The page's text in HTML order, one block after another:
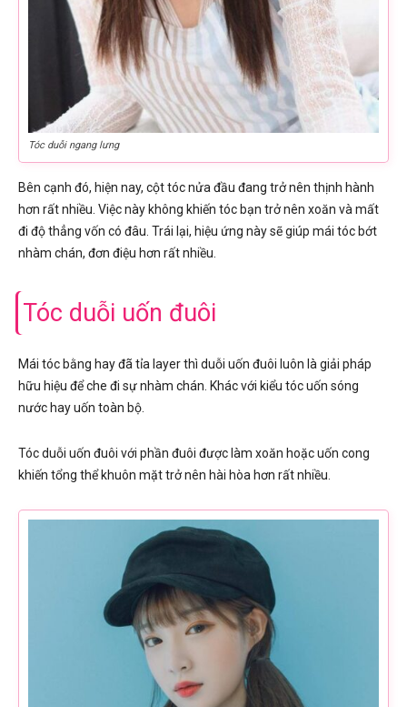
Tóc duỗi ngang lưng
Bên cạnh đó, hiện nay, cột tóc nửa đầu đang trở nên thịnh hành
hơn rất nhiều. Việc này không khiến tóc bạn trở nên xoăn và mất
đi độ thẳng vốn có đâu. Trái lại, hiệu ứng này sẽ giúp mái tóc bớt
nhàm chán, đơn điệu hơn rất nhiều.
Tóc duỗi uốn đuôi
Mái tóc bằng hay đã tỉa layer thì duỗi uốn đuôi luôn là giải pháp
hữu hiệu để che đi sự nhàm chán. Khác với kiểu tóc uốn sóng
nước hay uốn toàn bộ.
Tóc duỗi uốn đuôi với phần đuôi được làm xoăn hoặc uốn cong
khiến tổng thể khuôn mặt trở nên hài hòa hơn rất nhiều.